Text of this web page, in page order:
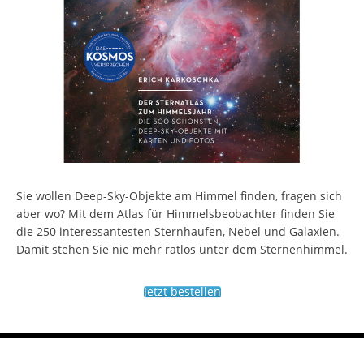
Sie wollen Deep-Sky-Objekte am Himmel finden, fragen sich
aber wo? Mit dem Atlas für Himmelsbeobachter finden Sie
die 250 interessantesten Sternhaufen, Nebel und Galaxien.
Damit stehen Sie nie mehr ratlos unter dem Sternenhimmel.
Jetzt bestellen